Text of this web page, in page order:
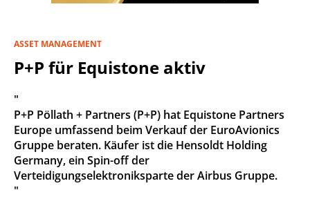
ASSET MANAGEMENT
P+P für Equistone aktiv
"
P+P Pöllath + Partners (P+P) hat Equistone Partners
Europe umfassend beim Verkauf der EuroAvionics
Gruppe beraten. Käufer ist die Hensoldt Holding
Germany, ein Spin-off der
Verteidigungselektroniksparte der Airbus Gruppe.
"